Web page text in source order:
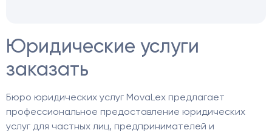
Юридические услуги
заказать
Бюро юридических услуг MovaLex предлагает
профессиональное предоставление юридических
услуг для частных лиц, предпринимателей и